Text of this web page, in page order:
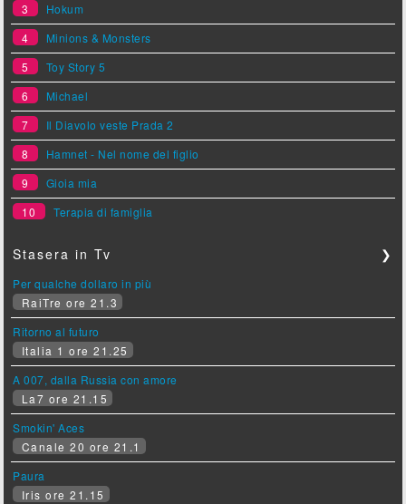
3
Hokum
4
Minions & Monsters
5
Toy Story 5
6
Michael
7
Il Diavolo veste Prada 2
8
Hamnet - Nel nome del figlio
9
Gioia mia
10
Terapia di famiglia
Stasera in Tv ❯
Per qualche dollaro in più
RaiTre ore 21.3
Ritorno al futuro
Italia 1 ore 21.25
A 007, dalla Russia con amore
La7 ore 21.15
Smokin' Aces
Canale 20 ore 21.1
Paura
Iris ore 21.15